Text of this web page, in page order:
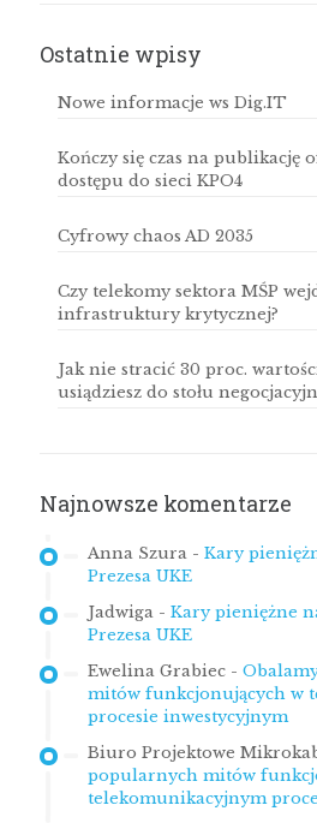
Ostatnie wpisy
Nowe informacje ws Dig.IT
Kończy się czas na publikację
dostępu do sieci KPO4
Cyfrowy chaos AD 2035
Czy telekomy sektora MŚP
infrastruktury krytycznej?
Jak nie stracić 30 proc.
usiądziesz do stołu
Najnowsze komentarze
Anna Szura - Kary
Prezesa UKE
Jadwiga - Kary pieniężne
Prezesa UKE
Ewelina Grabiec -
mitów funkcjonujących w
procesie inwestycyjnym
Biuro Projektowe
popularnych mitów
telekomunikacyjnym